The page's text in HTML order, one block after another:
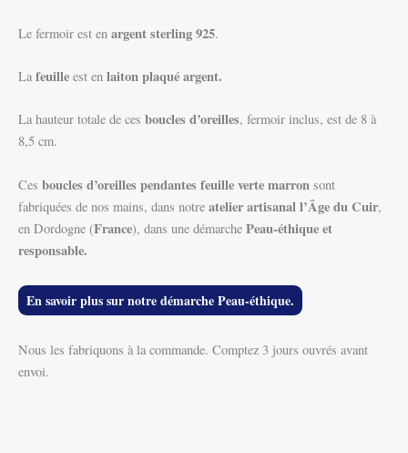
Le fermoir est en argent sterling 925.
Lafeuille est en laiton plaqué argent.
La hauteur totale de ces boucles d’oreilles, fermoir inclus, est de 8 à
8,5 cm.
Ces boucles d’oreilles pendantes feuille verte marron sont
fabriquées de nos mains, dans notre atelier artisanal l’Âge du Cuir,
en Dordogne (France), dans une démarche Peau-éthique et
responsable.
En savoir plus sur notre démarche Peau-éthique.
Nous les fabriquons à la commande. Comptez 3 jours ouvrés avant
envoi.